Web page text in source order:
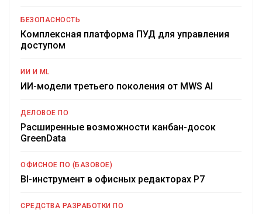
БЕЗОПАСНОСТЬ
Комплексная платформа ПУД для управления
доступом
ИИ И ML
ИИ-модели третьего поколения от MWS AI
ДЕЛОВОЕ ПО
Расширенные возможности канбан-досок
GreenData
ОФИСНОЕ ПО (БАЗОВОЕ)
BI-инструмент в офисных редакторах Р7
СРЕДСТВА РАЗРАБОТКИ ПО